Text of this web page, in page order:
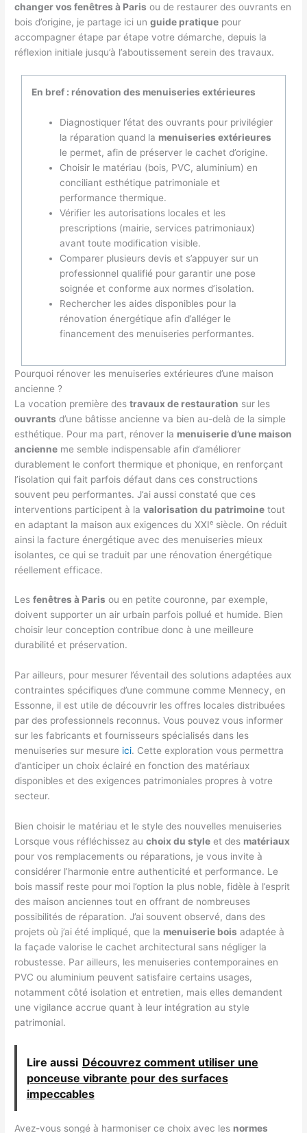
changer vos fenêtres à Paris ou de restaurer des ouvrants en
bois d’origine, je partage ici unguide pratique pour
accompagner étape par étape votre démarche, depuis la
réflexion initiale jusqu’à l’aboutissement serein des travaux.
En bref : rénovation des menuiseries extérieures
Diagnostiquer l’état des ouvrants pour privilégier
la réparation quand la menuiseries extérieures
le permet, afin de préserver le cachet d’origine.
Choisir le matériau (bois, PVC, aluminium) en
conciliant esthétique patrimoniale et
performance thermique.
Vérifier les autorisations locales et les
prescriptions (mairie, services patrimoniaux)
avant toute modification visible.
Comparer plusieurs devis et s’appuyer sur un
professionnel qualifié pour garantir une pose
soignée et conforme aux normes d’isolation.
Rechercher les aides disponibles pour la
rénovation énergétique afin d’alléger le
financement des menuiseries performantes.
Pourquoi rénover les menuiseries extérieures d’une maison
ancienne ?
La vocation première destravaux de restauration sur les
ouvrants d’une bâtisse ancienne va bien au-delà de la simple
esthétique. Pour ma part, rénover la menuiserie d’une maison
ancienne me semble indispensable afin d’améliorer
durablement le confort thermique et phonique, en renforçant
l’isolation qui fait parfois défaut dans ces constructions
souvent peu performantes. J’ai aussi constaté que ces
interventions participent à lavalorisation du patrimoine tout
en adaptant la maison aux exigences du XXIᵉ siècle. On réduit
ainsi la facture énergétique avec des menuiseries mieux
isolantes, ce qui se traduit par une rénovation énergétique
réellement efficace.
Lesfenêtres à Paris ou en petite couronne, par exemple,
doivent supporter un air urbain parfois pollué et humide. Bien
choisir leur conception contribue donc à une meilleure
durabilité et préservation.
Par ailleurs, pour mesurer l’éventail des solutions adaptées aux
contraintes spécifiques d’une commune comme Mennecy, en
Essonne, il est utile de découvrir les offres locales distribuées
par des professionnels reconnus. Vous pouvez vous informer
sur les fabricants et fournisseurs spécialisés dans les
menuiseries sur mesure ici. Cette exploration vous permettra
d’anticiper un choix éclairé en fonction des matériaux
disponibles et des exigences patrimoniales propres à votre
secteur.
Bien choisir le matériau et le style des nouvelles menuiseries
Lorsque vous réfléchissez auchoix du style et des matériaux
pour vos remplacements ou réparations, je vous invite à
considérer l’harmonie entre authenticité et performance. Le
bois massif reste pour moi l’option la plus noble, fidèle à l’esprit
des maison anciennes tout en offrant de nombreuses
possibilités de réparation. J’ai souvent observé, dans des
projets où j’ai été impliqué, que la menuiserie bois adaptée à
la façade valorise le cachet architectural sans négliger la
robustesse. Par ailleurs, les menuiseries contemporaines en
PVC ou aluminium peuvent satisfaire certains usages,
notamment côté isolation et entretien, mais elles demandent
une vigilance accrue quant à leur intégration au style
patrimonial.
Lire aussi Découvrez comment utiliser une
ponceuse vibrante pour des surfaces
impeccables
Avez-vous songé à harmoniser ce choix avec les normes